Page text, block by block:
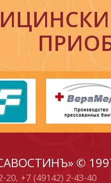
©
20, +7 (49142) 2-43-40